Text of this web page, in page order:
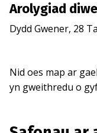
Arolygiad
Dydd Gwener, 28
Nid oes map ar
yn gweithredu o